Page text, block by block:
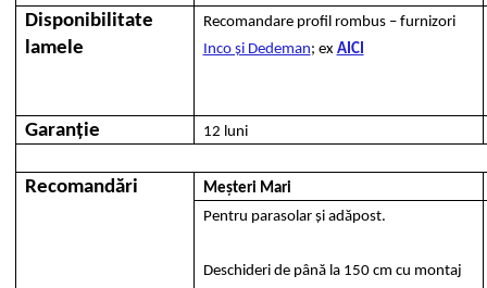
Disponibilitate
lamele
Recomandare profil rombus – furnizori
Inco și Dedeman; ex AICI
Garanție 12 luni
Recomandări
Meșteri Mari
Pentru parasolar și adăpost.
Deschideri de până la 150 cm cu montaj